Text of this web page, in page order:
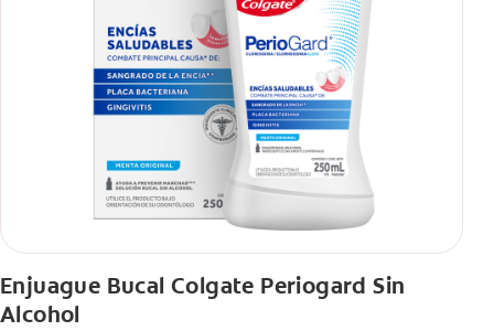
Enjuague Bucal Colgate Periogard Sin
Alcohol